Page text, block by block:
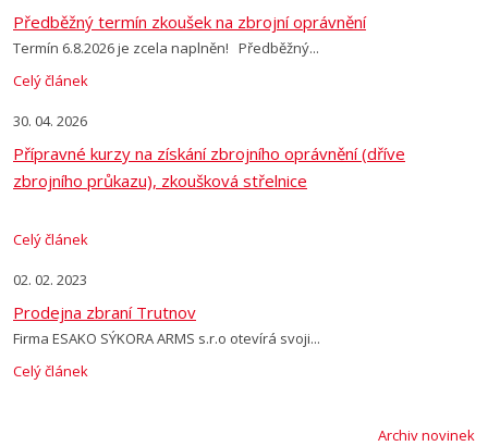
Předběžný termín zkoušek na zbrojní oprávnění
Termín 6.8.2026 je zcela naplněn! Předběžný...
Celý článek
30. 04. 2026
Přípravné kurzy na získání zbrojního oprávnění (dříve
zbrojního průkazu), zkoušková střelnice
Celý článek
02. 02. 2023
Prodejna zbraní Trutnov
Firma ESAKO SÝKORA ARMS s.r.o otevírá svoji...
Celý článek
Archiv novinek